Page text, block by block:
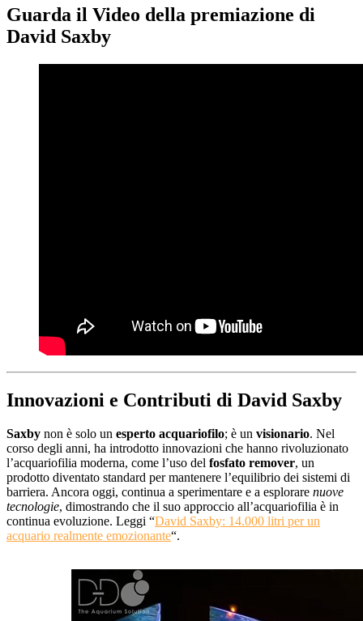
Guarda il Video della premiazione di
David Saxby
Innovazioni e Contributi di David Saxby
Saxby non è solo un esperto acquariofilo; è un visionario. Nel
corso degli anni, ha introdotto innovazioni che hanno rivoluzionato
l’acquariofilia moderna, come l’uso del fosfato remover, un
prodotto diventato standard per mantenere l’equilibrio dei sistemi di
barriera. Ancora oggi, continua a sperimentare e a esplorare nuove
tecnologie, dimostrando che il suo approccio all’acquariofilia è in
continua evoluzione. Leggi “David Saxby: 14.000 litri per un
acquario realmente emozionante“.